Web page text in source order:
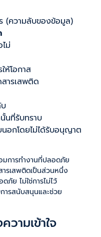
(ความลับของข้อมูล)
ม่
ห้โอกาส
ารเสพติด
นที่รับทราบ
อกโดยไม่ได้รับอนุญาต
การทำงานที่ปลอดภัย
รเสพติดเป็นส่วนหนึ่ง
ภัย ไม่ใช่การไม่ไว้
ารสนับสนุนและช่วย
วามเข้าใจ